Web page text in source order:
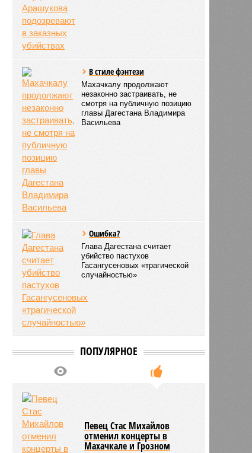
В стиле фэнтези
Махачкалу продолжают
незаконно застраивать, не
смотря на публичную позицию
главы Дагестана Владимира
Васильева
Ошибка?
Глава Дагестана считает
убийство пастухов
Гасангусеновых «трагической
случайностью»
ПОПУЛЯРНОЕ
Певец Стас Михайлов
отменил концерты в
Махачкале и Грозном